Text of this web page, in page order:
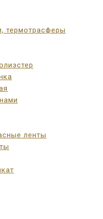
термотрасферы
ленты